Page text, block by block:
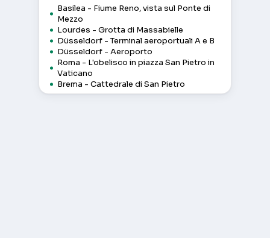
Basilea - Fiume Reno, vista sul Ponte di
Mezzo
Lourdes - Grotta di Massabielle
Düsseldorf - Terminal aeroportuali A e B
Düsseldorf - Aeroporto
Roma - L'obelisco in piazza San Pietro in
Vaticano
Brema - Cattedrale di San Pietro